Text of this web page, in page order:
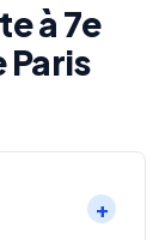
à 7e